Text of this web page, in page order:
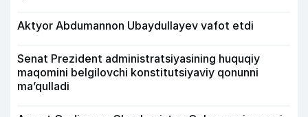
Aktyor Abdu­mannon Ubaydullayev vafot etdi
Senat Prezident administratsiyasining huquqiy
maqomini belgilovchi konstitutsiyaviy qonunni
ma’qulladi